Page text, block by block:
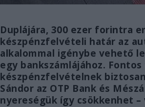
Duplájára, 300 ezer forintra
készpénzfelvételi határ az
alkalommal igénybe vehető
egy bankszámlájához.
készpénzfelvételnek
Sándor az OTP Bank és
nyereségük így csökkenhet –